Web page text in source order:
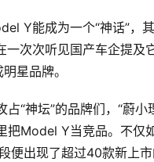
Y能成为一个“神话”，
一次次听见国产车企提
星品牌。
占“神坛”的品牌们，“蔚
把Model Y当竞品。不仅
便出现了超过40款新上